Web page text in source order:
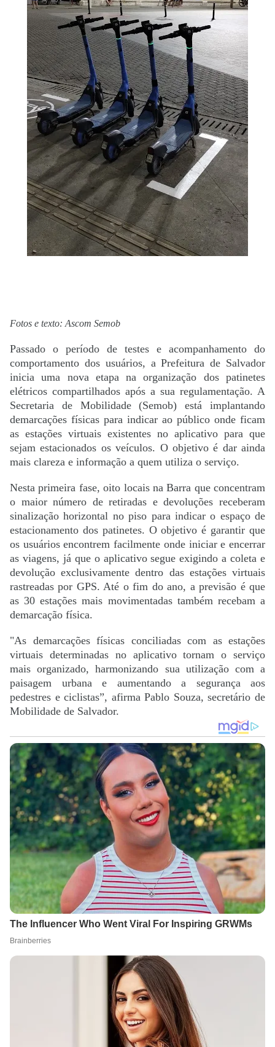
Fotos e texto: Ascom Semob
Passado o período de testes e acompanhamento do
comportamento dos usuários, a Prefeitura de Salvador
inicia uma nova etapa na organização dos patinetes
elétricos compartilhados após a sua regulamentação. A
Secretaria de Mobilidade (Semob) está implantando
demarcações físicas para indicar ao público onde ficam
as estações virtuais existentes no aplicativo para que
sejam estacionados os veículos. O objetivo é dar ainda
mais clareza e informação a quem utiliza o serviço.
Nesta primeira fase, oito locais na Barra que concentram
o maior número de retiradas e devoluções receberam
sinalização horizontal no piso para indicar o espaço de
estacionamento dos patinetes. O objetivo é garantir que
os usuários encontrem facilmente onde iniciar e encerrar
as viagens, já que o aplicativo segue exigindo a coleta e
devolução exclusivamente dentro das estações virtuais
rastreadas por GPS. Até o fim do ano, a previsão é que
as 30 estações mais movimentadas também recebam a
demarcação física.
"As demarcações físicas conciliadas com as estações
virtuais determinadas no aplicativo tornam o serviço
mais organizado, harmonizando sua utilização com a
paisagem urbana e aumentando a segurança aos
pedestres e ciclistas”, afirma Pablo Souza, secretário de
Mobilidade de Salvador.